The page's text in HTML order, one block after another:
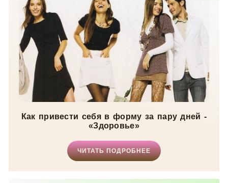
Как привести себя в форму за пару дней -
«Здоровье»
ЧИТАТЬ ПОДРОБНЕЕ